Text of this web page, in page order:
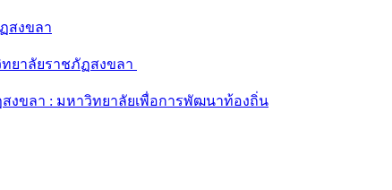
สงขลา
ยาลัยราชภัฏสงขลา
งขลา : มหาวิทยาลัยเพื่อการพัฒนาท้องถิ่น